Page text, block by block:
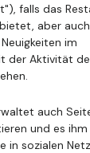
falls das
aber auch
im
der Aktivität
auch
und es ihm
in sozialen